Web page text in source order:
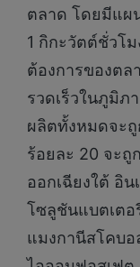
ตลาด โดยมีแผ
1 กิกะวัตต์ชั่วโ
ต้องการของต
รวดเร็วในภูมิภ
ผลิตทั้งหมดจะ
ร้อยละ 20 จะถู
ออกเฉียงใต้ อิน
โซลูชันแบตเตอ
แมงกานีสโคบอ